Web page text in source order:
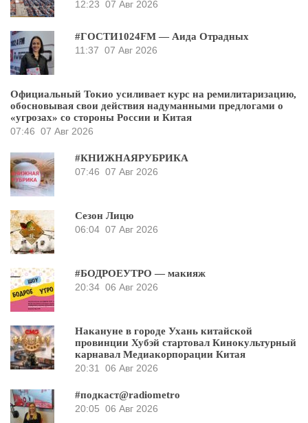
12:23 07 Авг 2026
#ГОСТИ1024FM — Аида Отрадных
11:37 07 Авг 2026
Официальный Токио усиливает курс на ремилитаризацию,
обосновывая свои действия надуманными предлогами о
«угрозах» со стороны России и Китая
07:46 07 Авг 2026
#КНИЖНАЯРУБРИКА
07:46 07 Авг 2026
Сезон Лицю
06:04 07 Авг 2026
#БОДРОЕУТРО — макияж
20:34 06 Авг 2026
Накануне в городе Ухань китайской
провинции Хубэй стартовал Кинокультурный
карнавал Медиакорпорации Китая
20:31
06 Авг 2026
#подкаст@radiometro
20:05 06 Авг 2026